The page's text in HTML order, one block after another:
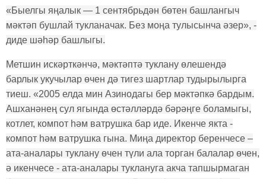
«Быелгы яңалык — 1 сентябрьдән бөтен башлангыч
мәктәп бушлай тукланачак. Без моңа тулысынча әзер», -
диде шәһәр башлыгы.
Метшин искәрткәнчә, мәктәптә туклану өлешендә
барлык укучылар өчен дә тигез шартлар тудырылырга
тиеш. «2005 елда мин Азинодагы бер мәктәпкә бардым.
Ашханәнең сул ягында өстәлләрдә бәрәңге боламыгы,
котлет, компот һәм ватрушка бар иде. Икенче якта -
компот һәм ватрушка гына. Миңа директор беренчесе –
ата-аналары туклану өчен түли ала торган балалар өчен,
ә икенчесе - ата-аналары туклануга акча тапшырмаган